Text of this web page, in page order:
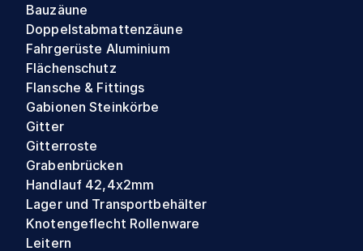
Bauzäune
Doppelstabmattenzäune
Fahrgerüste Aluminium
Flächenschutz
Flansche & Fittings
Gabionen Steinkörbe
Gitter
Gitterroste
Grabenbrücken
Handlauf 42,4x2mm
Lager und Transportbehälter
Knotengeflecht Rollenware
Leitern